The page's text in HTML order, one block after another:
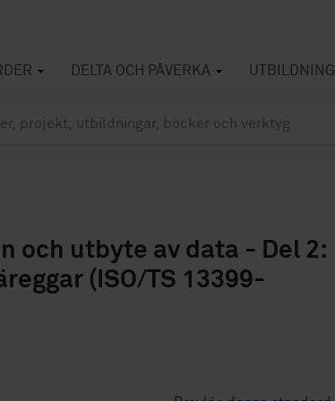
DELTA OCH PÅVERKA UTBILDNING
och utbyte av data - Del 2:
(ISO/TS 13399-